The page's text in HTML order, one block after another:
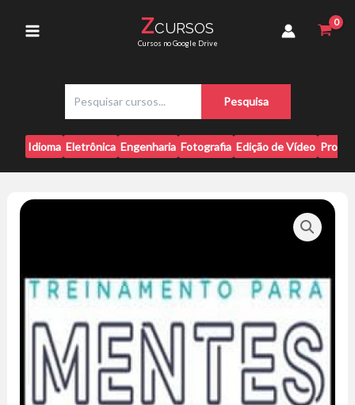
Menu
ZCURSOS
Cursos no Google Drive
s
q
u
i
a
Pesquisa
Idioma Eletrônica Engenharia Fotografia Edição de Vídeo